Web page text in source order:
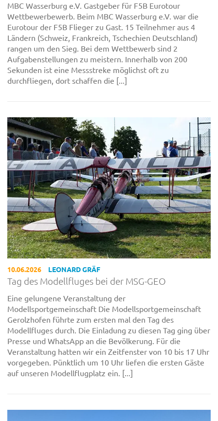
MBC Wasserburg e.V. Gastgeber für F5B Eurotour
Wettbewerbewerb. Beim MBC Wasserburg e.V. war die
Eurotour der F5B Flieger zu Gast. 15 Teilnehmer aus 4
Ländern (Schweiz, Frankreich, Tschechien Deutschland)
rangen um den Sieg. Bei dem Wettbewerb sind 2
Aufgabenstellungen zu meistern. Innerhalb von 200
Sekunden ist eine Messstreke möglichst oft zu
durchfliegen, dort schaffen die [...]
10.06.2026 LEONARD GRÄF
Tag des Modellfluges bei der MSG-GEO
Eine gelungene Veranstaltung der
Modellsportgemeinschaft Die Modellsportgemeinschaft
Gerolzhofen führte zum ersten mal den Tag des
Modellfluges durch. Die Einladung zu diesen Tag ging über
Presse und WhatsApp an die Bevölkerung. Für die
Veranstaltung hatten wir ein Zeitfenster von 10 bis 17 Uhr
vorgegeben. Pünktlich um 10 Uhr liefen die ersten Gäste
auf unseren Modellflugplatz ein. [...]